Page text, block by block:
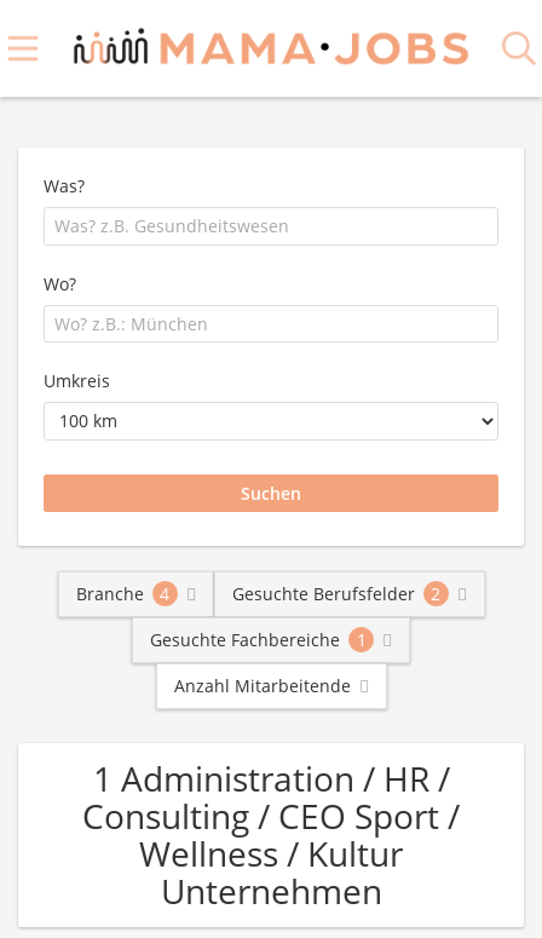
Was?
Wo?
Umkreis
Branche 4 Gesuchte Berufsfelder
2
Gesuchte Fachbereiche
1
Anzahl Mitarbeitende
1 Administration / HR /
Consulting / CEO Sport /
Wellness / Kultur
Unternehmen